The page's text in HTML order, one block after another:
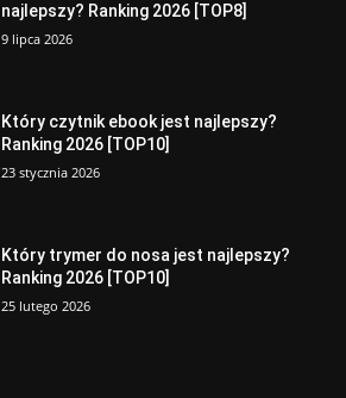
najlepszy? Ranking 2026 [TOP8]
9 lipca 2026
Który czytnik ebook jest najlepszy?
Ranking 2026 [TOP10]
23 stycznia 2026
Który trymer do nosa jest najlepszy?
Ranking 2026 [TOP10]
25 lutego 2026